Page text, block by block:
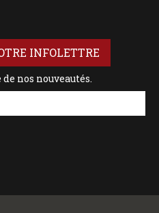
INFOLETTRE
nos nouveautés.